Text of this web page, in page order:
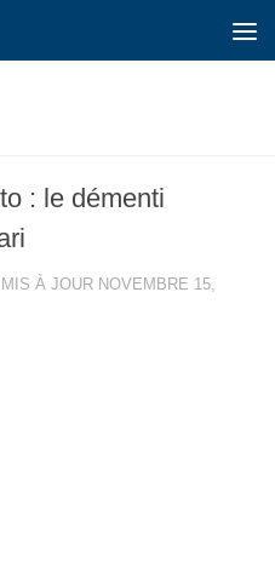
: le démenti
MIS À JOUR NOVEMBRE 15,